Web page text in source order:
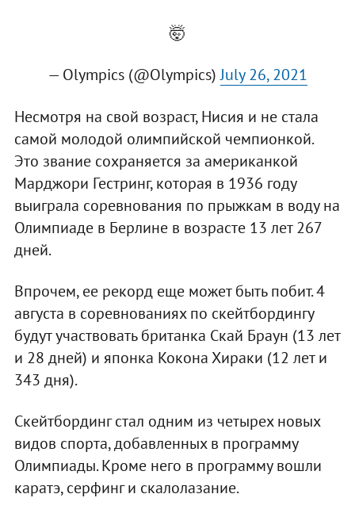
🤯
— Olympics (@Olympics)July 26, 2021
Несмотря на свой возраст, Нисия и не стала
самой молодой олимпийской чемпионкой.
Это звание сохраняется за американкой
Марджори Гестринг, которая в 1936 году
выиграла соревнования по прыжкам в воду на
Олимпиаде в Берлине в возрасте 13 лет 267
дней.
Впрочем, ее рекорд еще может быть побит. 4
августа в соревнованиях по скейтбордингу
будут участвовать британка Скай Браун (13 лет
и 28 дней) и японка Кокона Хираки (12 лет и
343 дня).
Скейтбординг стал одним из четырех новых
видов спорта, добавленных в программу
Олимпиады. Кроме него в программу вошли
каратэ, серфинг и скалолазание.